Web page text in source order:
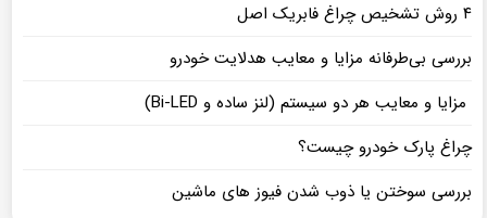
۴ روش تشخیص چراغ فابریک اصل
بررسی بی‌طرفانه مزایا و معایب هدلایت خودرو
مزایا و معایب هر دو سیستم (لنز ساده و Bi-LED)
چراغ پارک خودرو چیست؟
بررسی سوختن یا ذوب شدن فیوز های ماشین